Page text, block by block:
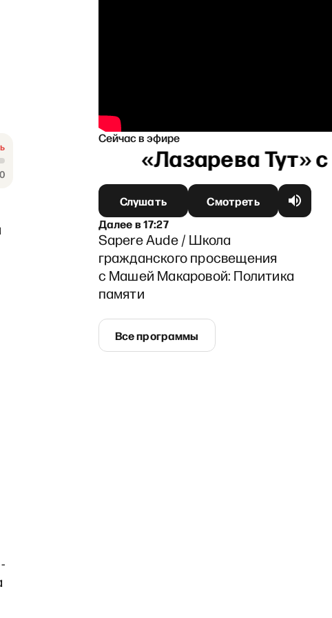
Сейчас в эфире
Слушать
Смотреть
Далеев17:27
Sapere Aude / Школа
гражданского просвещения
с Машей Макаровой: Политика
памяти
Все программы